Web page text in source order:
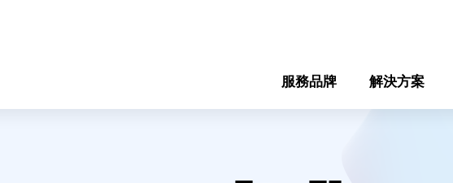
服務品牌 解決方案